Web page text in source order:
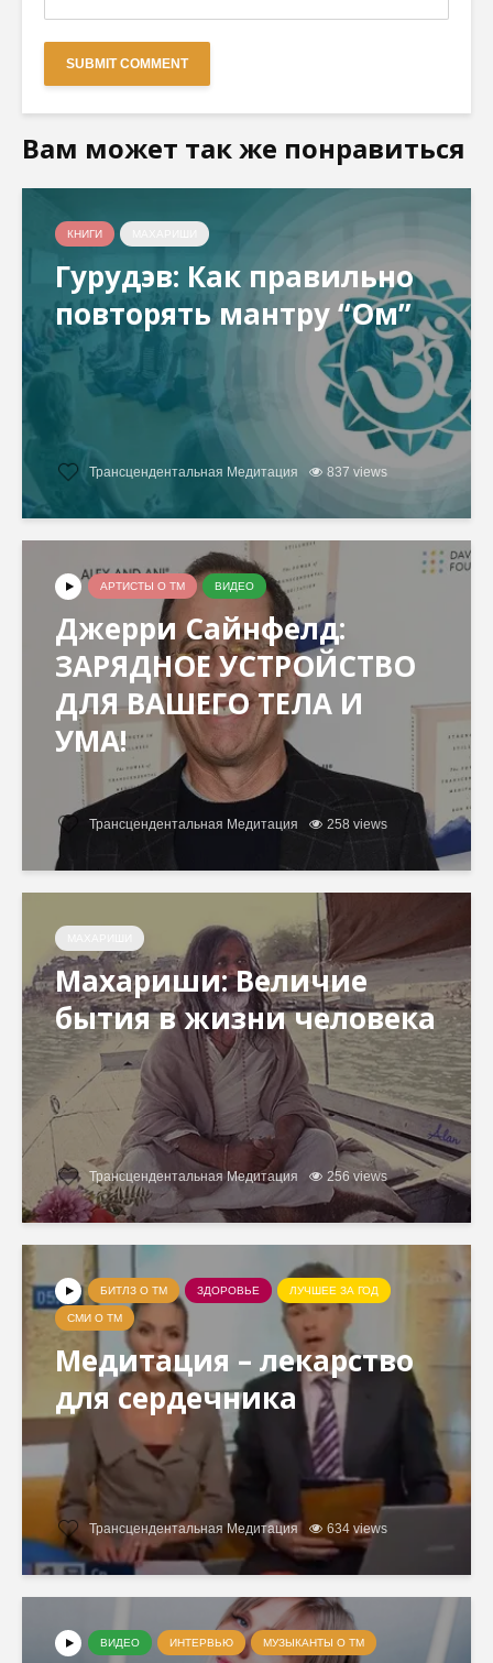
Вам может так же понравиться
КНИГИ
Гурудэв: Как правильно
повторять мантру “Ом”
Трансцендентальная Медитация 837 views
АРТИСТЫ О ТМ ВИДЕО
Джерри Сайнфeлд:
ЗАРЯДНОЕ УСТРОЙСТВО
ДЛЯ ВАШЕГО ТЕЛА И
УМА!
Трансцендентальная Медитация 258 views
Махариши: Величие
бытия в жизни человека
Трансцендентальная Медитация 256 views
БИТЛЗ О ТМ ЗДОРОВЬЕ ЛУЧШЕЕ ЗА ГОД
СМИ О ТМ
Медитация – лекарство
для сердечника
Трансцендентальная Медитация 634 views
ВИДЕО ИНТЕРВЬЮ МУЗЫКАНТЫ О ТМ